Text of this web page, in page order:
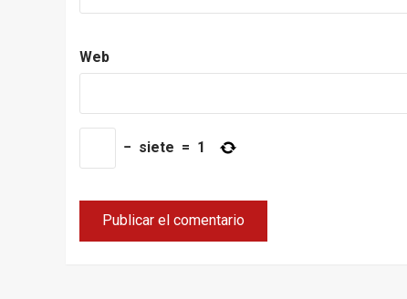
Web
− siete = 1